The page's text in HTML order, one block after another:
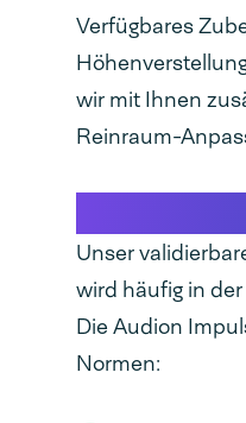
Verfügbares
wir mit Ihnen
Reinraum-
Unser
wird häufig in
Die Audion
Normen: